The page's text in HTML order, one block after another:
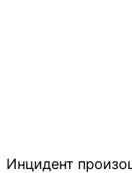
Инцидент